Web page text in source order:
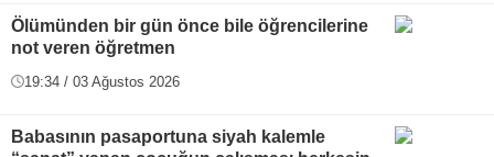
Ölümünden bir gün önce bile öğrencilerine
not veren öğretmen
19:34 / 03 Ağustos 2026
Babasının pasaportuna siyah kalemle